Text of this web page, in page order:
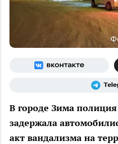
В городе Зима
задержала
акт вандализма на